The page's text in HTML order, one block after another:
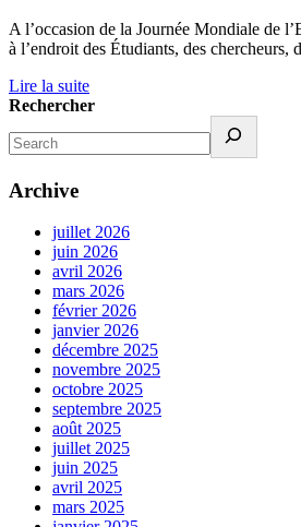
A l’occasion de la Journée Mondiale de
à l’endroit des Étudiants, des
Lire la suite
Rechercher
Archive
juillet 2026
juin 2026
avril 2026
mars 2026
février 2026
janvier 2026
décembre 2025
novembre 2025
octobre 2025
septembre 2025
août 2025
juillet 2025
juin 2025
avril 2025
mars 2025